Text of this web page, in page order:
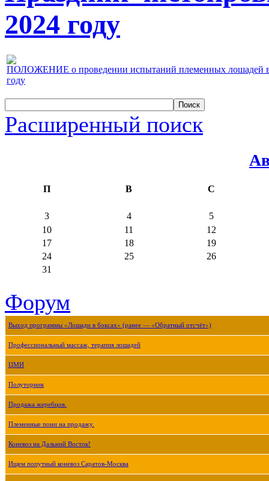
2024 году
ПОЛОЖЕНИЕ о проведении испытаний племенных лошадей
году
Расширенный поиск
П В С
3 4
5
10
11
12
17
18
19
24
25
26
31
Форум
Выход программы «Лошади в боксах» (ранее — «Обратный отсчёт»)
Профессиональный массаж, терапия лошадей
ЦМИ
Полуторник
Продажа жеребцов.
Племенные пони на продажу.
Коневоз на Дальний Восток!
Ищем попутный коневоз Саратов-Москва